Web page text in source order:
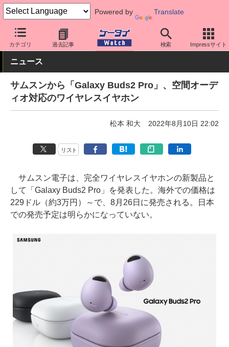
Powered by Translate
カテゴリ 過去記事 検索 Impressサイト
ケータイ Watch 周辺機器/アクセサリー オーディオ
ニュース
サムスンから「Galaxy Buds2 Pro」、空間オーデ
ィオ対応のワイヤレスイヤホン
松本 和大 2022年8月10日 22:02
リスト
サムスン電子は、完全ワイヤレスイヤホンの新製品と
して「Galaxy Buds2 Pro」を発表した。海外での価格は
229ドル（約3万円）～で、8月26日に発売される。日本
での発売予定は明らかになっていない。